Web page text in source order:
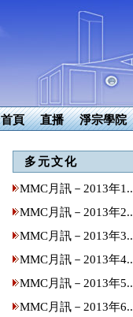
首頁 直播 淨宗學院
多元文化
MMC月訊－2013年1..
MMC月訊－2013年2..
MMC月訊－2013年3..
MMC月訊－2013年4..
MMC月訊－2013年5..
MMC月訊－2013年6..